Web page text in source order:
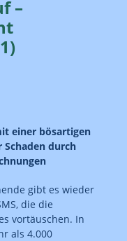
–
einer bösartigen
durch
gibt es wieder
die die
vortäuschen. In
als 4.000